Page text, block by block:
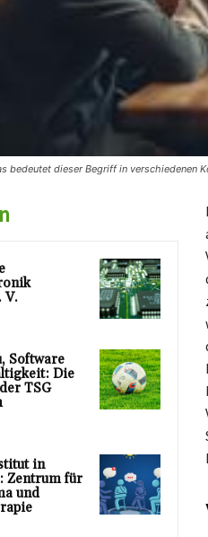
bedeutet dieser Begriff in verschiedenen
V.
Software
Die
TSG
in
Zentrum für
und